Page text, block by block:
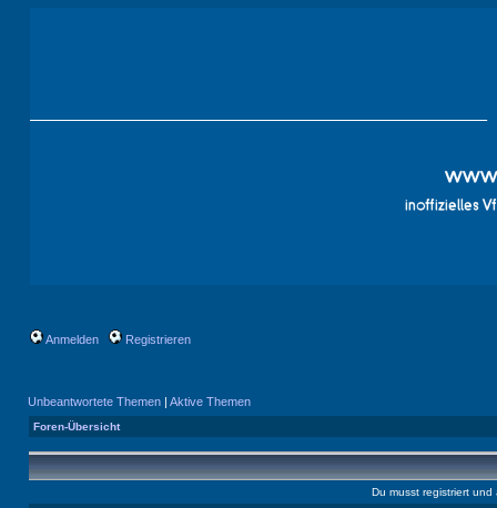
Anmelden Registrieren
Unbeantwortete Themen | Aktive Themen
Foren-Übersicht
Du musst registriert